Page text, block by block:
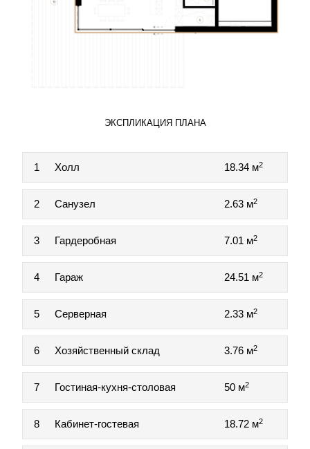
ЭКСПЛИКАЦИЯ ПЛАНА
1 Холл 18.34 м2
2 Санузел 2.63 м2
3 Гардеробная 7.01 м2
4 Гараж 24.51 м2
5 Серверная 2.33 м2
6 Хозяйственный склад 3.76 м2
7 Гостиная-кухня-столовая 50 м2
8 Кабинет-гостевая 18.72 м2